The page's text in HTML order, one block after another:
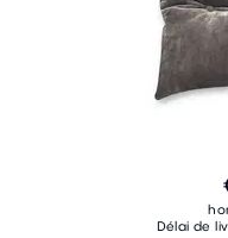
Délai de